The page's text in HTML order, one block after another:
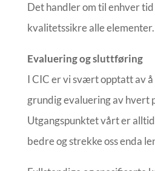
Det handler om til enhver
kvalitetssikre alle elementer.
Evaluering og sluttføring
I CIC er vi svært opptatt av
grundig evaluering av hvert
Utgangspunktet vårt er
bedre og strekke oss enda